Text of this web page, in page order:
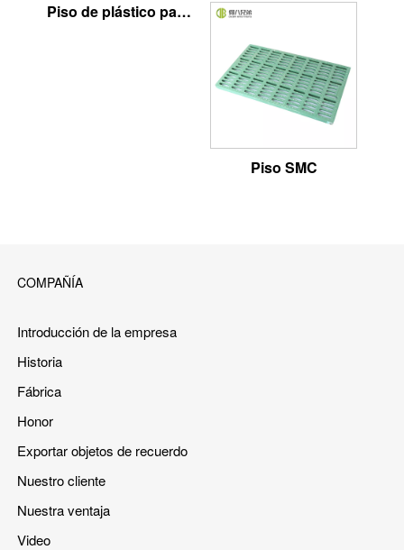
Piso de plástico para cerdos
Piso SMC
COMPAÑÍA
Introducción de la empresa
Historia
Fábrica
Honor
Exportar objetos de recuerdo
Nuestro cliente
Nuestra ventaja
Video